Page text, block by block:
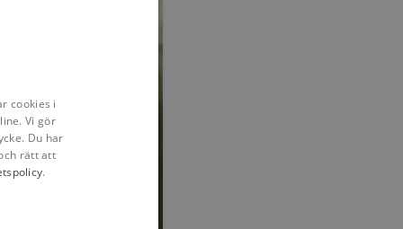
cookies i
Vi gör
Du har
rätt att
.